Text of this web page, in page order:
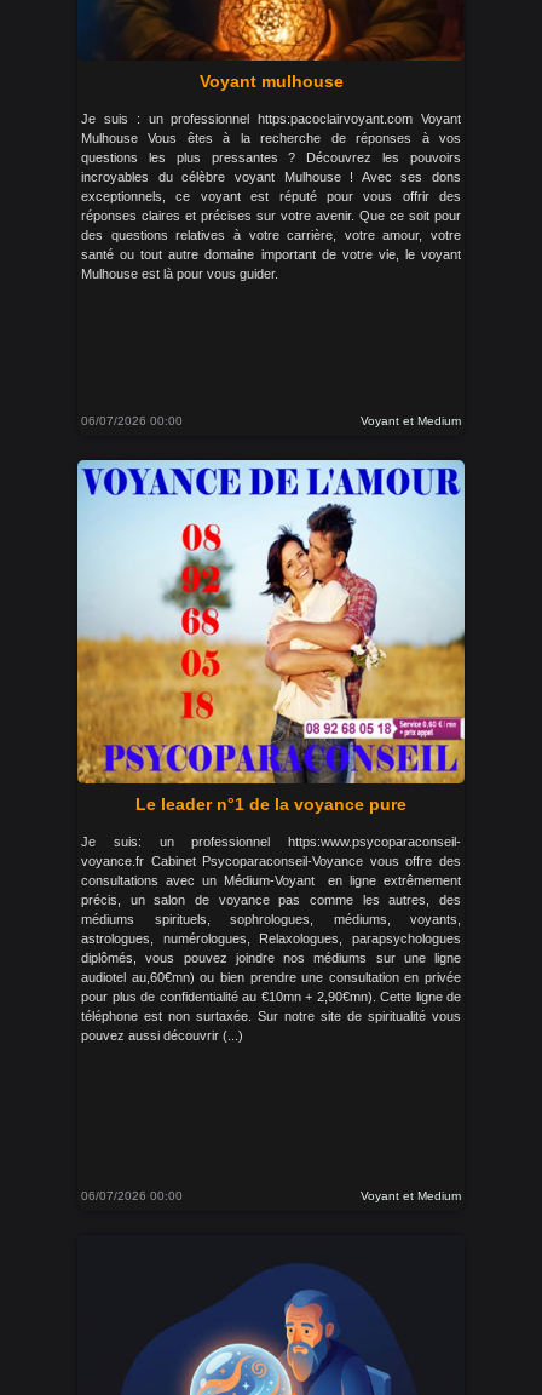
Voyant mulhouse
Je suis : un professionnel https:pacoclairvoyant.com Voyant
Mulhouse Vous êtes à la recherche de réponses à vos
questions les plus pressantes ? Découvrez les pouvoirs
incroyables du célèbre voyant Mulhouse ! Avec ses dons
exceptionnels, ce voyant est réputé pour vous offrir des
réponses claires et précises sur votre avenir. Que ce soit pour
des questions relatives à votre carrière, votre amour, votre
santé ou tout autre domaine important de votre vie, le voyant
Mulhouse est là pour vous guider.
06/07/2026 00:00 Voyant et Medium
Le leader n°1 de la voyance pure
Je suis: un professionnel https:www.psycoparaconseil-
voyance.fr Cabinet Psycoparaconseil-Voyance vous offre des
consultations avec un Médium-Voyant en ligne extrêmement
précis, un salon de voyance pas comme les autres, des
médiums spirituels, sophrologues, médiums, voyants,
astrologues, numérologues, Relaxologues, parapsychologues
diplômés, vous pouvez joindre nos médiums sur une ligne
audiotel au,60€mn) ou bien prendre une consultation en privée
pour plus de confidentialité au €10mn + 2,90€mn). Cette ligne de
téléphone est non surtaxée. Sur notre site de spiritualité vous
pouvez aussi découvrir (...)
06/07/2026 00:00 Voyant et Medium